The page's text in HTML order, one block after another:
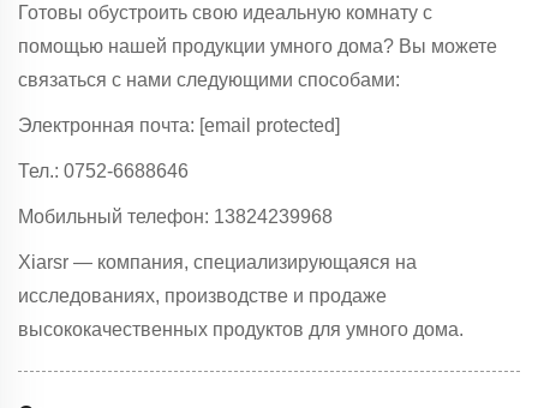
Готовы обустроить свою идеальную комнату с
помощью нашей продукции умного дома? Вы можете
связаться с нами следующими способами:
Электронная почта: [email protected]
Тел.: 0752-6688646
Мобильный телефон: 13824239968
Xiarsr — компания, специализирующаяся на
исследованиях, производстве и продаже
высококачественных продуктов для умного дома.